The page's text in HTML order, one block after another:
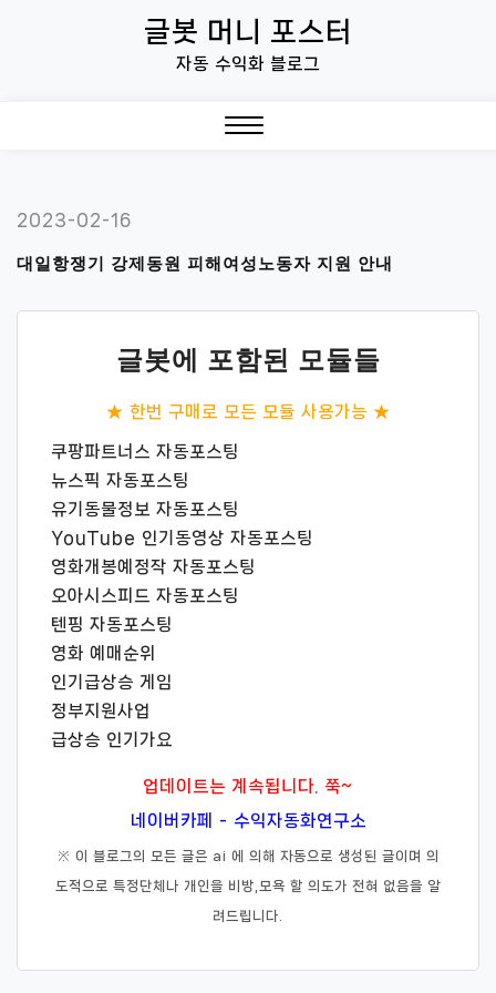
글봇 머니 포스터
자동 수익화 블로그
2023-02-16
대일항쟁기 강제동원 피해여성노동자 지원 안내
글봇에 포함된 모듈들
★ 한번 구매로 모든 모듈 사용가능 ★
쿠팡파트너스 자동포스팅
뉴스픽 자동포스팅
유기동물정보 자동포스팅
YouTube 인기동영상 자동포스팅
영화개봉예정작 자동포스팅
오아시스피드 자동포스팅
텐핑 자동포스팅
영화 예매순위
인기급상승 게임
정부지원사업
급상승 인기가요
업데이트는 계속됩니다. 쭉~
네이버카페 - 수익자동화연구소
※ 이 블로그의 모든 글은 ai 에 의해 자동으로 생성된 글이며 의
도적으로 특정단체나 개인을 비방,모욕 할 의도가 전혀 없음을 알
려드립니다.